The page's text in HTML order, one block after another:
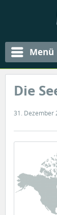
Menü
Die
31. Dezember